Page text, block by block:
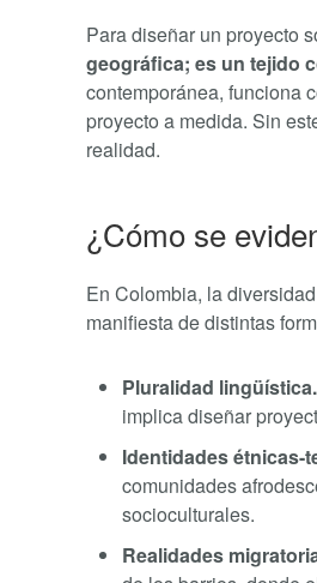
Para diseñar un proyecto
geográfica; es un tejido
contemporánea, funciona
proyecto a medida. Sin
realidad.
¿Cómo se
En Colombia, la
manifiesta de distintas
Pluralidad lingüística.
implica diseñar
Identidades étnicas-
comunidades
socioculturales.
Realidades